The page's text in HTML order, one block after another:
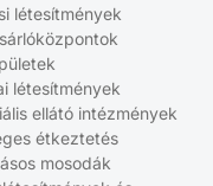
létesítmények
létesítmények
ellátó intézmények
étkeztetés
mosodák